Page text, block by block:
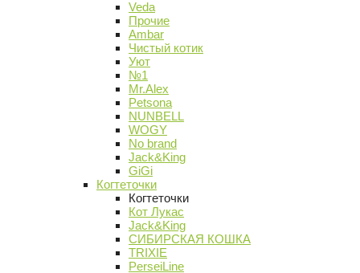
Veda
Прочие
Ambar
Чистый котик
Уют
№1
Mr.Alex
Petsona
NUNBELL
WOGY
No brand
Jack&King
GiGi
Когтеточки
Когтеточки
Кот Лукас
Jack&King
СИБИРСКАЯ КОШКА
TRIXIE
PerseiLine